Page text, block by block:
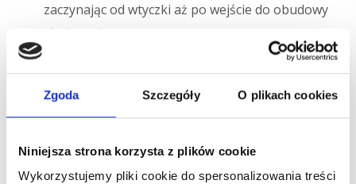
Zgoda Szczegóły O plikach cookies
Niniejsza strona korzysta z plików cookie
Wykorzystujemy pliki cookie do spersonalizowania treści
zaczynając od wtyczki aż po wejście do obudowy
słuchawek.
– jeśli zauważysz przetarcia,
zastosowanie izolacji.
Jak bezpiecznie wyczyścić
słuchawki bezprzewodowe?